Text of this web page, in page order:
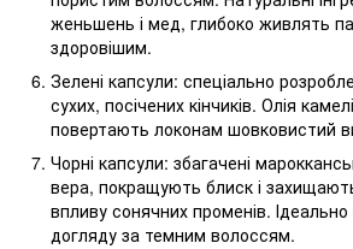
женьшень і мед, глибоко живлять
здоровішим.
Зелені капсули: спеціально
сухих, посічених кінчиків. Олія
повертають локонам шовковистий
Чорні капсули: збагачені
вера, покращують блиск і
впливу сонячних променів.
догляду за темним волоссям.